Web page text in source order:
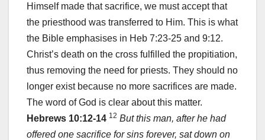
Himself made that sacrifice, we must accept that
the priesthood was transferred to Him. This is what
the Bible emphasises in Heb 7:23-25 and 9:12.
Christ’s death on the cross fulfilled the propitiation,
thus removing the need for priests. They should no
longer exist because no more sacrifices are made.
The word of God is clear about this matter.
Hebrews 10:12-14 12 But this man, after he had
offered one sacrifice for sins forever, sat down on